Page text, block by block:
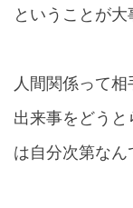
ということが大
人間関係って相
出来事をどうと
は自分次第なん